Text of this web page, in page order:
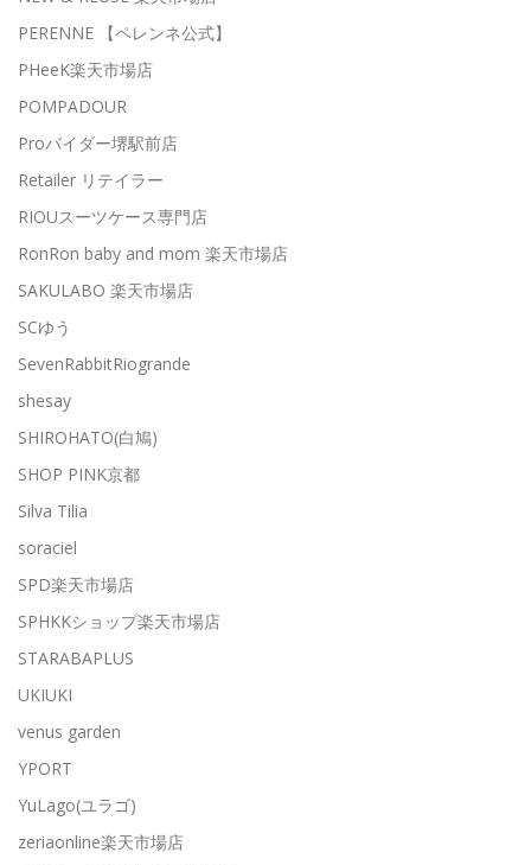
PERENNE 【ペレンネ公式】
PHeeK楽天市場店
POMPADOUR
Proバイダー堺駅前店
Retailer リテイラー
RIOUスーツケース専門店
RonRon baby and mom 楽天市場店
SAKULABO 楽天市場店
SCゆう
SevenRabbitRiogrande
shesay
SHIROHATO(白鳩)
SHOP PINK京都
Silva Tilia
soraciel
SPD楽天市場店
SPHKKショップ楽天市場店
STARABAPLUS
UKIUKI
venus garden
YPORT
YuLago(ユラゴ)
zeriaonline楽天市場店